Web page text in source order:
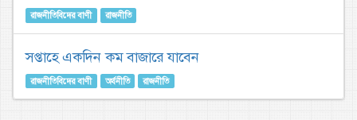
রাজনীতিবিদের বাণী রাজনীতি
সপ্তাহে একদিন কম বাজারে যাবেন
রাজনীতিবিদের বাণী অর্থনীতি রাজনীতি